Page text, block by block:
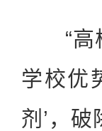
“高校
学校优
剂’，